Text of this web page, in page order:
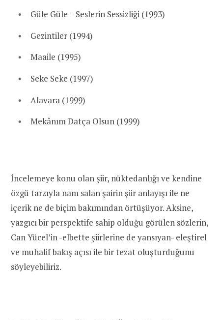
Güle Güle – Seslerin Sessizliği (1993)
Gezintiler (1994)
Maaile (1995)
Seke Seke (1997)
Alavara (1999)
Mekânım Datça Olsun (1999)
İncelemeye konu olan şiir, nüktedanlığı ve kendine
özgü tarzıyla nam salan şairin şiir anlayışı ile ne
içerik ne de biçim bakımından örtüşüyor. Aksine,
yazgıcı bir perspektife sahip olduğu görülen sözlerin,
Can Yücel’in -elbette şiirlerine de yansıyan- eleştirel
ve muhalif bakış açısı ile bir tezat oluşturduğunu
söyleyebiliriz.